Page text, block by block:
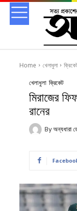
Home খেলাধুলা
খেলাধুলা ক্রিকেট
মিরাজের
রানের
By অন্যধারা